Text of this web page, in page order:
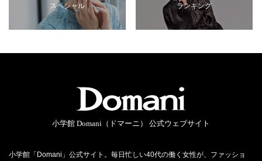
スペシャル ランキング
小学館 Domani（ドマーニ） 公式ウェブサイト
小学館「Domani」公式サイト。毎日忙しい40代の働く女性が、ファッショ